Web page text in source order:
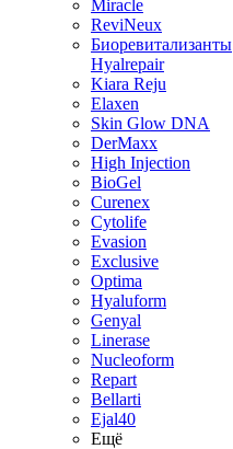
Miracle
ReviNeux
Биоревитализанты
Hyalrepair
Kiara Reju
Elaxen
Skin Glow DNA
DerMaxx
High Injection
BioGel
Curenex
Cytolife
Evasion
Exclusive
Optima
Hyaluform
Genyal
Linerase
Nucleoform
Repart
Bellarti
Ejal40
Ещё